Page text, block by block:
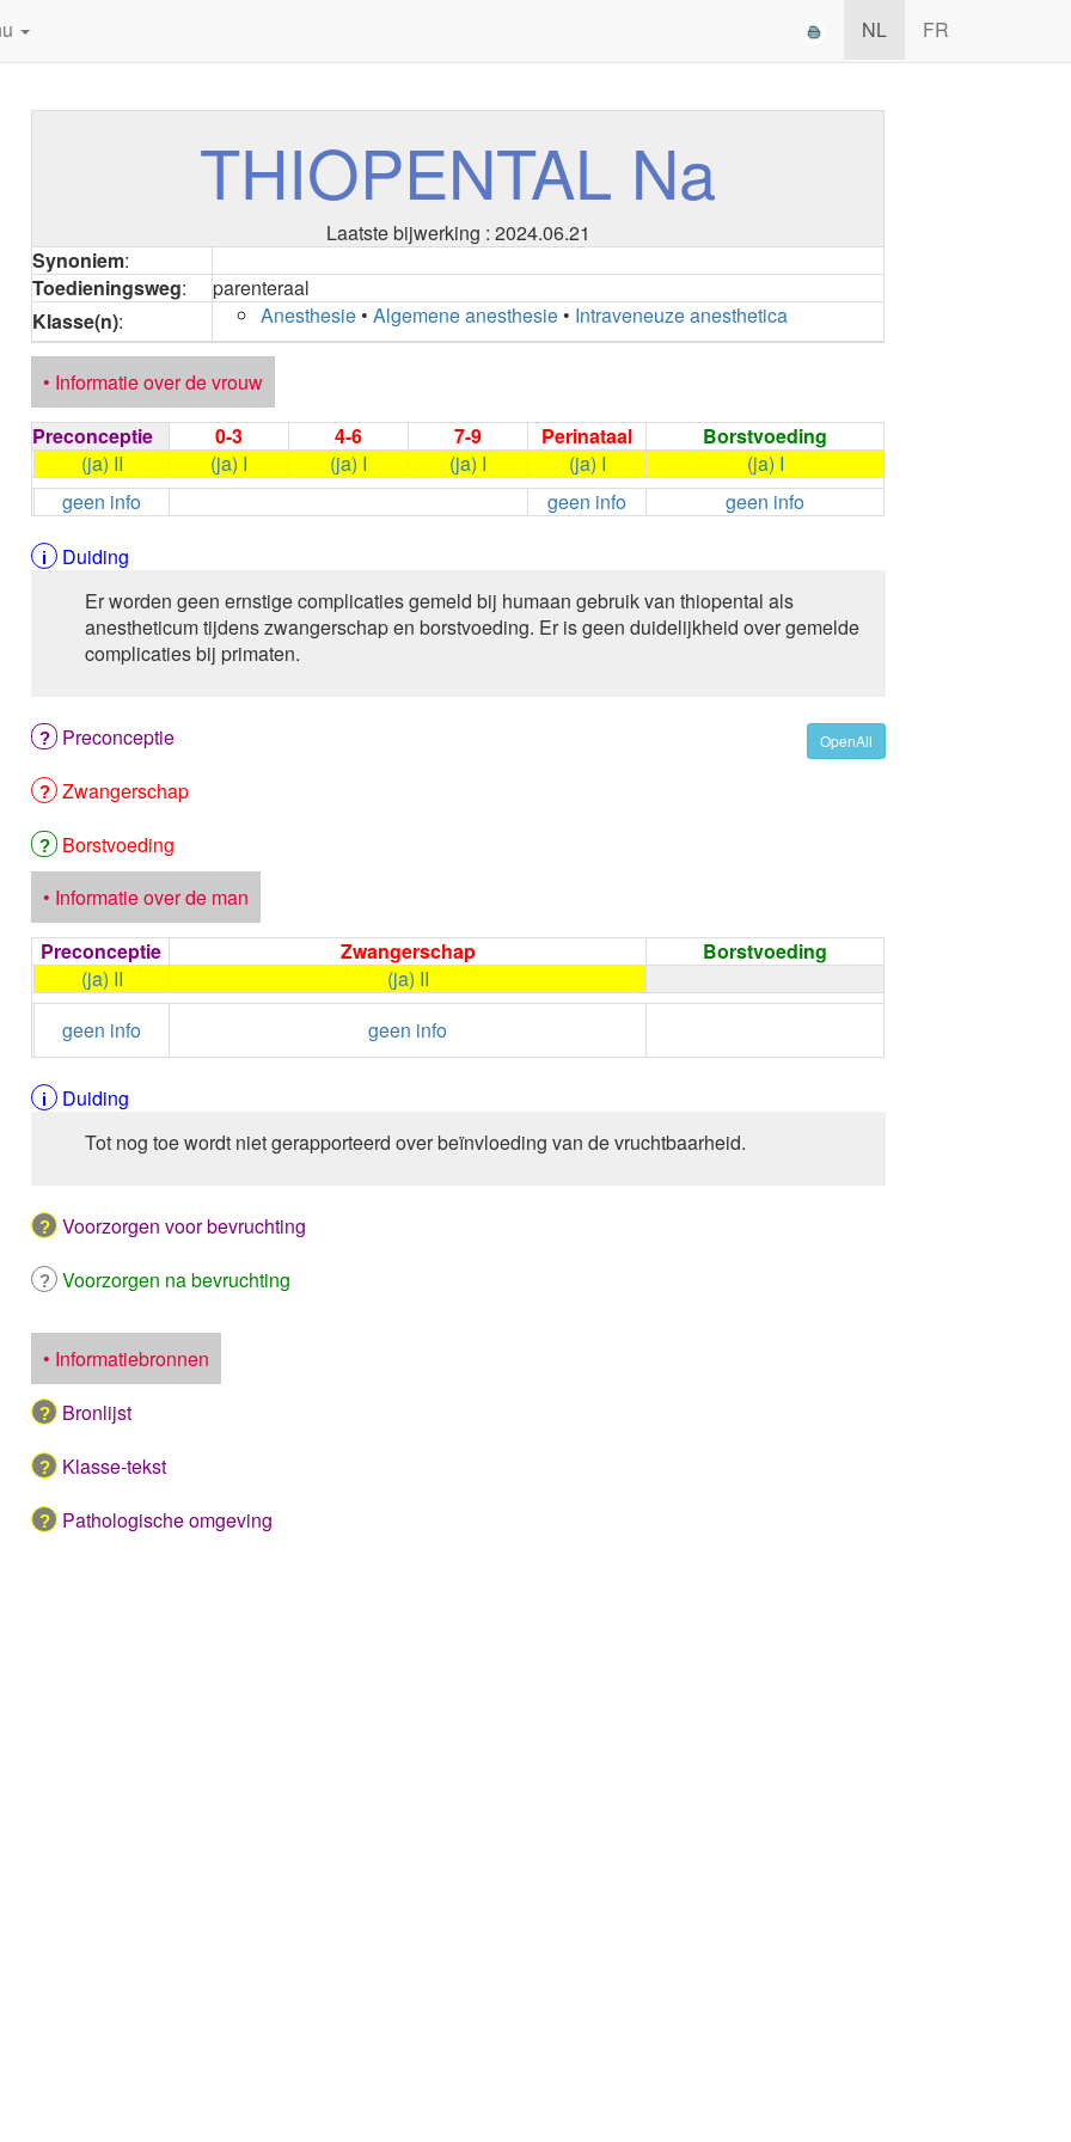
NL FR
THIOPENTAL Na
Laatste bijwerking : 2024.06.21
Synoniem:
Toedieningsweg:
parenteraal
Klasse(n): Anesthesie •Algemene anesthesie • Intraveneuze anesthetica
• Informatie over de vrouw
Preconceptie
0-3 4-6 7-9 Perinataal
Borstvoeding
(ja) II
(ja) I (ja) I (ja) I (ja) I
(ja) I
geen info
geen info
geen info
Duiding
Er worden geen ernstige complicaties gemeld bij humaan gebruik van thiopental als
anestheticum tijdens zwangerschap en borstvoeding. Er is geen duidelijkheid over gemelde
complicaties bij primaten.
OpenAll
Preconceptie
Zwangerschap
Borstvoeding
• Informatie over de man
Preconceptie
Zwangerschap
Borstvoeding
(ja) II
(ja) II
geen info
geen info
Duiding
Tot nog toe wordt niet gerapporteerd over beïnvloeding van de vruchtbaarheid.
Voorzorgen voor bevruchting
Voorzorgen na bevruchting
• Informatiebronnen
Bronlijst
Klasse-tekst
Pathologische omgeving